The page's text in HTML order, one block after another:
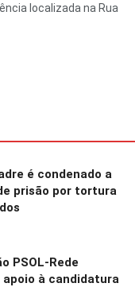
localizada na Rua
é condenado a
prisão por tortura
PSOL-Rede
à candidatura